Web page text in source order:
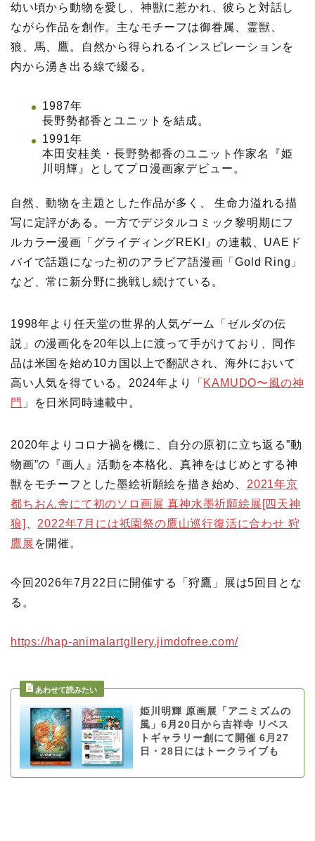
幼い頃から動物を愛し、神獣に惹かれ、彼らと対話し
ながら作品を創作。主なモチーフは御眷属、霊獣、
狼、馬、鷹。自然から得られるインスピレーションを
内から湧き出る線で綴る。
1987年
長野勢都香とユニットを結成。
1991年
本田安桂美・長野勢都香のユニット作家名『姫
川明輝』としてプロ漫画家デビュー。
自然、動物を主題とした作品が多く、 生命力溢れる描
写に定評がある。一方でデジタルコミック黎明期にフ
ルカラー漫画「グライディングREKI」の連載、UAEド
バイで話題になった初のアラビア語漫画「Gold Ring」
など、常に新分野に挑戦し続けている。
1998年より任天堂の世界的人気ゲーム「ゼルダの伝
説」の漫画化を20年以上に渡って手がけており、同作
品は米国を始め10カ国以上で翻訳され、海外において
高い人気を得ている。2024年より「 KAMUDO〜風の神
門 」を日米同時連載中。
2020年よりコロナ禍を機に、自分の原初に立ち返る”動
物画”の『画人』活動を本格化、真神をはじめとする神
獣をモチーフとした墨絵祈願絵を描き始め、 2021年京
都ちおん舎にて初のソロ画展 真神水墨祈願絵展[四天神
狼]
2022年7月には祇園祭の鷹山巡行復活に合わせ 狩
鷹展 を開催。
今回2026年7月22日に開催する「狩鷹」展は5回目とな
る。
https://hap-animalartgllery.jimdofree.com/
姫川明輝 原画展「アニミズムの
風」6月20日から吉祥寺 リベス
トギャラリー創にて開催 6月27
日・28日にはトークライブも